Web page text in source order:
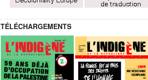
TÉLÉCHARGEMENTS